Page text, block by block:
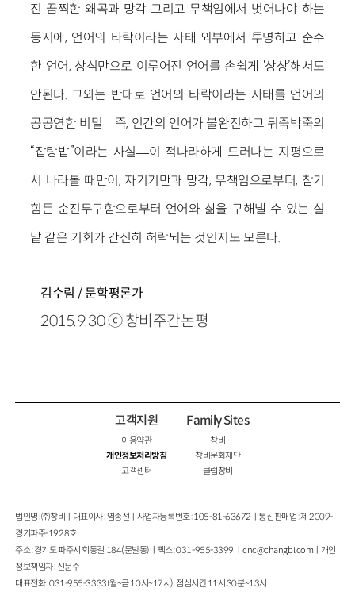
진 끔찍한 왜곡과 망각 그리고 무책임에서 벗어나야 하는
동시에, 언어의 타락이라는 사태 외부에서 투명하고 순수
한 언어, 상식만으로 이루어진 언어를 손쉽게 ‘상상’해서도
안된다. 그와는 반대로 언어의 타락이라는 사태를 언어의
공공연한 비밀―즉, 인간의 언어가 불완전하고 뒤죽박죽의
“잡탕밥”이라는 사실―이 적나라하게 드러나는 지평으로
서 바라볼 때만이, 자기기만과 망각, 무책임으로부터, 참기
힘든 순진무구함으로부터 언어와 삶을 구해낼 수 있는 실
낱 같은 기회가 간신히 허락되는 것인지도 모른다.
김수림 / 문학평론가
2015.9.30 ⓒ 창비주간논평
고객지원
이용약관
개인정보처리방침
고객센터
Family Sites
창비
창비문화재단
클럽창비
법인명 : ㈜창비ㅣ대표이사 : 염종선ㅣ사업자등록번호 : 105-81-63672ㅣ통신판매업 : 제 2009-
경기파주-1928호
주소 : 경기도 파주시 회동길 184(문발동)ㅣ팩스 : 031-955-3399 ㅣcnc@changbi.com ㅣ개인
정보책임자 : 신문수
대표전화 : 031-955-3333(월~금 10시~17시), 점심시간 11시 30분~13시